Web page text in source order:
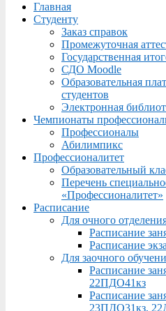
Menu
Главная
Студенту
Заказ справок
Промежуточная
Государственная
СДО Moodle
Образовательная
студентов
Электронная
Чемпионаты
Профессионалы
Абилимпикс
Профессионалитет
Образовательный
Перечень
«Профессионалитет»
Расписание
Для очного
Расписание
Расписание
Для заочного
Расписание
22ПДО41кз
Расписание
23ПДО31кз,